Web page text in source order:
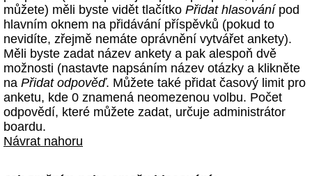
můžete) měli byste vidět tlačítko Přidat hlasovánípod
hlavním oknem na přidávání příspěvků (pokud to
nevidíte, zřejmě nemáte oprávnění vytvářet ankety).
Měli byste zadat název ankety a pak alespoň dvě
možnosti (nastavte napsáním název otázky a klikněte
na Přidat odpověď. Můžete také přidat časový limit pro
anketu, kde 0 znamená neomezenou volbu. Počet
odpovědí, které můžete zadat, určuje administrátor
boardu.
Návrat nahoru